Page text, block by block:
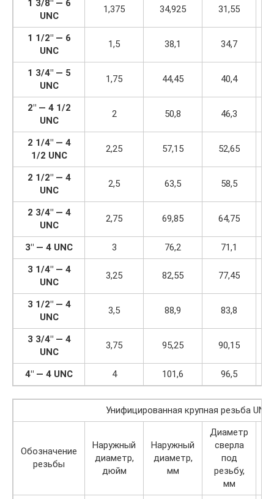
1 3/8″ — 6
UNC
1,375 34,925 31,55
1 1/2″ — 6
UNC
1,5 38,1 34,7
1 3/4″ — 5
UNC
1,75 44,45 40,4
2″ — 4 1/2
UNC
2 50,8 46,3
2 1/4″ — 4
1/2 UNC
2,25 57,15 52,65
2 1/2″ — 4
UNC
2,5 63,5 58,5
2 3/4″ — 4
UNC
2,75 69,85 64,75
3″ — 4 UNC 3 76,2
71,1
3 1/4″ — 4
UNC
3,25 82,55 77,45
3 1/2″ — 4
UNC
3,5 88,9 83,8
3 3/4″ — 4
UNC
3,75 95,25 90,15
4″ — 4 UNC 4 101,6 96,5
Унифицированная крупная резьба UNC
Обозначение
резьбы
Наружный
диаметр,
дюйм
Наружный
диаметр,
мм
Диаметр
сверла
под
резьбу,
мм